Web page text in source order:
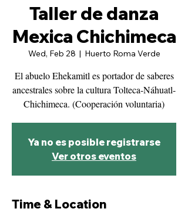
Taller de danza
Mexica Chichimeca
Wed, Feb 28
  |
Huerto Roma Verde
El abuelo Ehekamitl es portador de saberes
ancestrales sobre la cultura Tolteca-Náhuatl-
Chichimeca. (Cooperación voluntaria)
Ya no es posible registrarse
Ver otros eventos
Time & Location